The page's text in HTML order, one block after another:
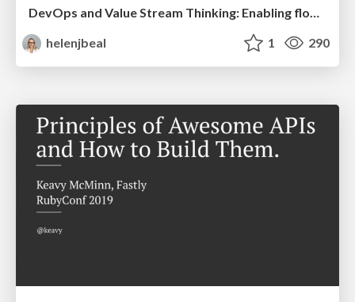
DevOps and Value Stream Thinking: Enabling flow, efficiency and business value
helenjbeal
1 290